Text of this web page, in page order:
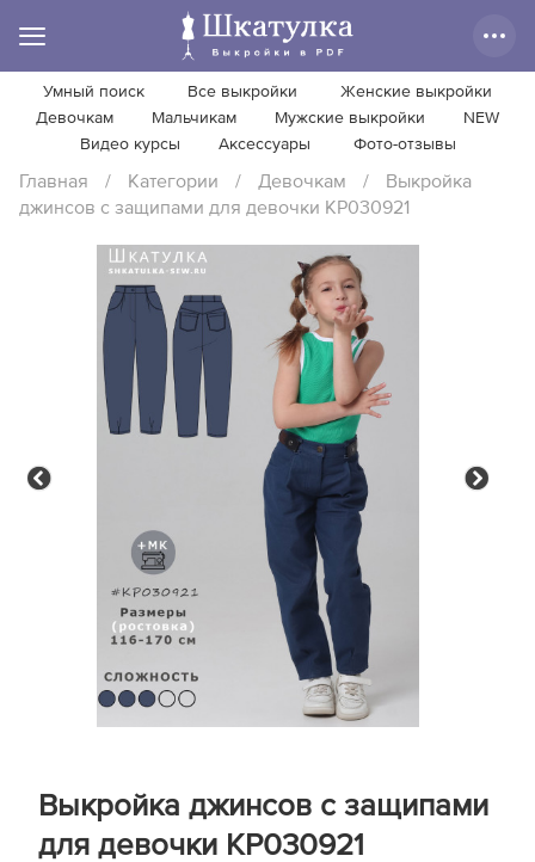
Умный поиск Все выкройки
Женские выкройки
Девочкам
Мальчикам Мужские выкройки
NEW
Видео курсы
Аксессуары Фото-отзывы
Главная / Категории / Девочкам /
Выкройка
джинсов с защипами для девочки KP030921
Выкройка джинсов с защипами
для девочки KP030921